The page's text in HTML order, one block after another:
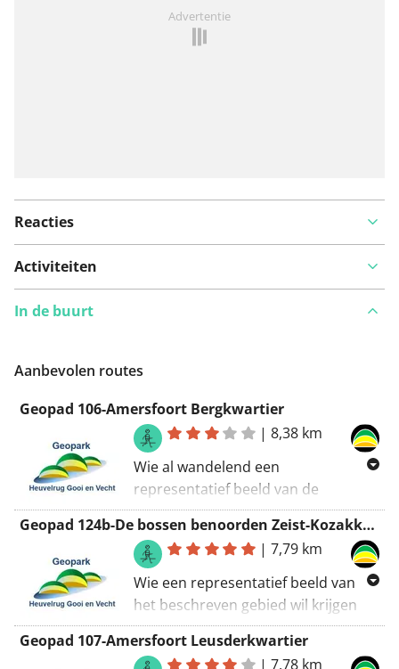
Advertentie
Reacties
Activiteiten
In de buurt
Aanbevolen routes
Geopad 106-Amersfoort Bergkwartier
|8,38 km
Wie al wandelend een
representatief beeld van de
geomorfologische gesteldheid,
structuur en architectuur van het
hooggelegen Amersfoortse
Bergkwartier wil krijgen adviseren
wij de hierna door ons beschreven
route te lopen. De zes kilometer
lange route begint en eindigt bij het
Geopad 124b-De bossen benoorden Zeist-Kozakkenputroute
|7,79 km
Wie een representatief beeld van
het beschreven gebied wil krijgen
kan het beste de twee hierna
beschreven wandelroutes lopen. De
Geopad 107-Amersfoort Leusderkwartier
|7,78 km